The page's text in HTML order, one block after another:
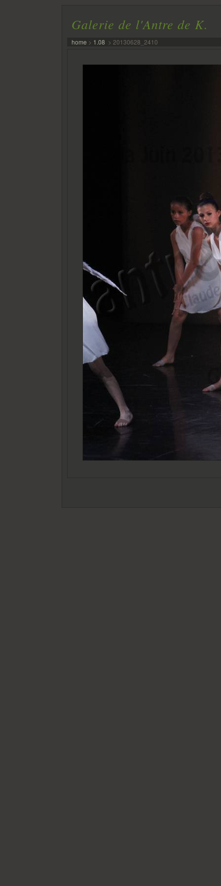
Galerie de l'Antre de K.
home > 1.08 > 20130628_2410